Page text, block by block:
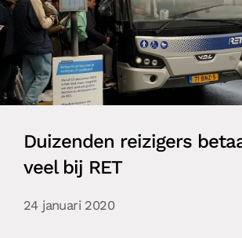
Duizenden reizigers
veel bij RET
24 januari 2020